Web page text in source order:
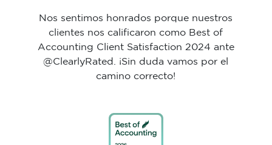
Nos sentimos honrados porque nuestros
clientes nos calificaron como Best of
Accounting Client Satisfaction 2024 ante
@ClearlyRated. ¡Sin duda vamos por el
camino correcto!